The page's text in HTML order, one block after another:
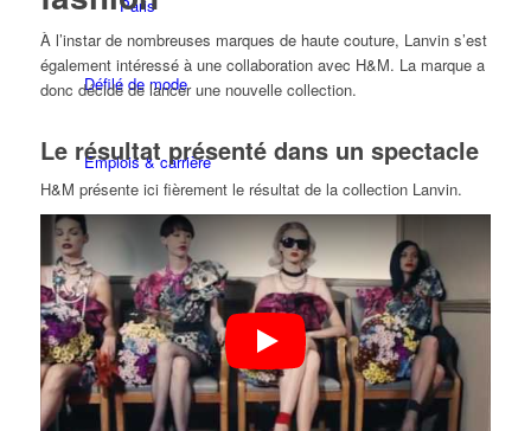
Paris
Défilé de mode
Emplois & carrière
BY CM
Influenceurs x CM
Marketing x One
À l’instar de nombreuses marques de haute couture, Lanvin s’est
également intéressé à une collaboration avec H&M. La marque a
donc décidé de lancer une nouvelle collection.
Le résultat présenté dans un spectacle
H&M présente ici fièrement le résultat de la collection Lanvin.